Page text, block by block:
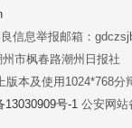
信息举报邮箱：
市枫春路潮州日报社
本及使用1024*768分
13030909号-1 公安网站